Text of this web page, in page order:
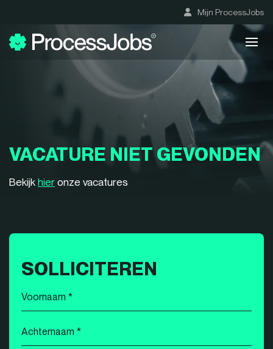
Mijn ProcessJobs
VACATURE NIET GEVONDEN
Bekijk hier onze vacatures
SOLLICITEREN
Voornaam
*
Achternaam
*